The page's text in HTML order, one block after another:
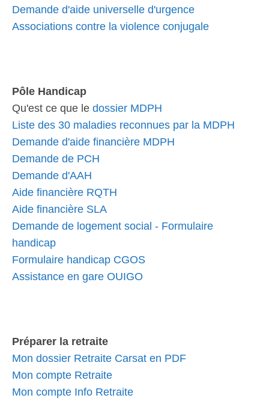
Demande d'aide universelle d'urgence
Associations contre la violence conjugale
Pôle Handicap
Qu'est ce que le dossier MDPH
Liste des 30 maladies reconnues par la MDPH
Demande d'aide financière MDPH
Demande de PCH
Demande d'AAH
Aide financière RQTH
Aide financière SLA
Demande de logement social - Formulaire
handicap
Formulaire handicap CGOS
Assistance en gare OUIGO
Préparer la retraite
Mon dossier Retraite Carsat en PDF
Mon compte Retraite
Mon compte Info Retraite